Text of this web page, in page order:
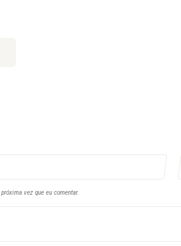
vez que eu comentar.